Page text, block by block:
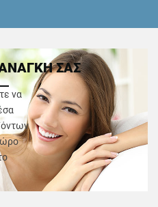
ΣΑΣ
να